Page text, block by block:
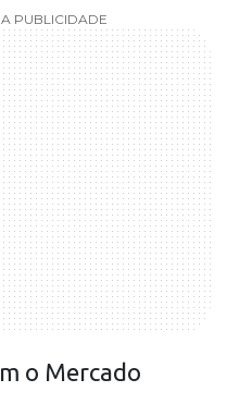
PUBLICIDADE
o Mercado